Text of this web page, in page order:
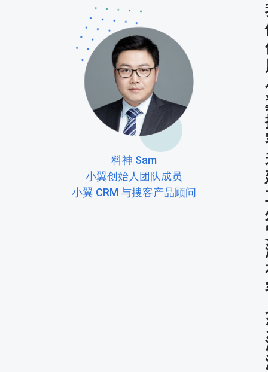
料神 Sam
小翼创始人团队成员
小翼 CRM 与搜客产品顾问